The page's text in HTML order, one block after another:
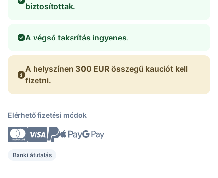
biztosítottak.
A végső takarítás ingyenes.
A helyszínen 300 EUR összegű kauciót kell
fizetni.
Elérhető fizetési módok
Banki átutalás